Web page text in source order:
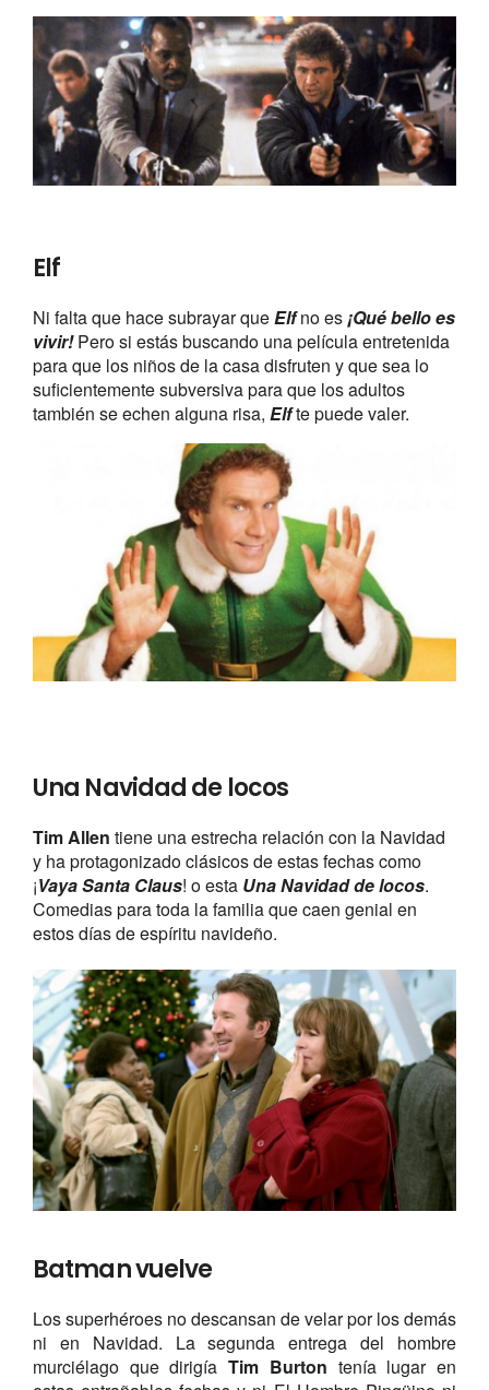
Elf
Ni falta que hace subrayar queElfno es¡Qué bello es
vivir!Pero si estás buscando una película entretenida
para que los niños de la casa disfruten y que sea lo
suficientemente subversiva para que los adultos
también se echen alguna risa, Elfte puede valer.
Una Navidad de locos
Tim Allen tiene una estrecha relación con la Navidad
y ha protagonizado clásicos de estas fechas como
¡Vaya Santa Claus! o esta Una Navidad de locos.
Comedias para toda la familia que caen genial en
estos días de espíritu navideño.
Batman vuelve
Los superhéroes no descansan de velar por los demás
ni en Navidad. La segunda entrega del hombre
murciélago que dirigíaTim Burton tenía lugar en